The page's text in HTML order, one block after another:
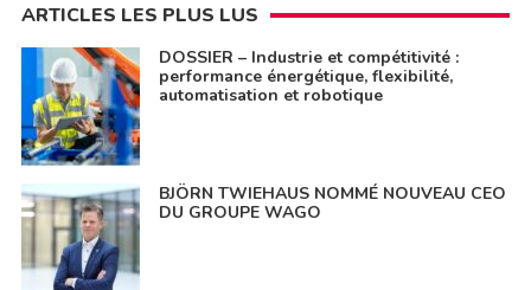
ARTICLES LES PLUS LUS
DOSSIER – Industrie et compétitivité :
performance énergétique, flexibilité,
automatisation et robotique
BJÖRN TWIEHAUS NOMMÉ NOUVEAU CEO
DU GROUPE WAGO